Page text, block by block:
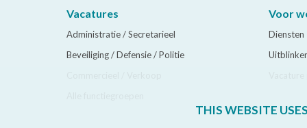
THIS WEBSITE
Vacatures
Administratie / Secretarieel
Beveiliging / Defensie / Politie
Voor
Diensten